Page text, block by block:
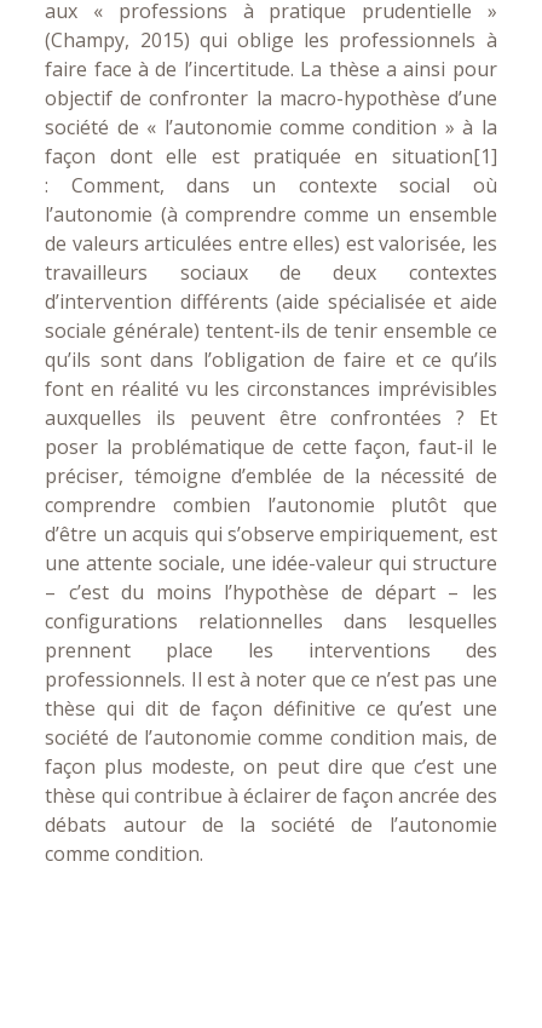
aux « professions à pratique prudentielle »
(Champy, 2015) qui oblige les professionnels à
faire face à de l’incertitude. La thèse a ainsi pour
objectif de confronter la macro-hypothèse d’une
société de « l’autonomie comme condition » à la
façon dont elle est pratiquée en situation[1]
: Comment, dans un contexte social où
l’autonomie (à comprendre comme un ensemble
de valeurs articulées entre elles) est valorisée, les
travailleurs sociaux de deux contextes
d’intervention différents (aide spécialisée et aide
sociale générale) tentent-ils de tenir ensemble ce
qu’ils sont dans l’obligation de faire et ce qu’ils
font en réalité vu les circonstances imprévisibles
auxquelles ils peuvent être confrontées ? Et
poser la problématique de cette façon, faut-il le
préciser, témoigne d’emblée de la nécessité de
comprendre combien l’autonomie plutôt que
d’être un acquis qui s’observe empiriquement, est
une attente sociale, une idée-valeur qui structure
– c’est du moins l’hypothèse de départ – les
configurations relationnelles dans lesquelles
prennent place les interventions des
professionnels. Il est à noter que ce n’est pas une
thèse qui dit de façon définitive ce qu’est une
société de l’autonomie comme condition mais, de
façon plus modeste, on peut dire que c’est une
thèse qui contribue à éclairer de façon ancrée des
débats autour de la société de l’autonomie
comme condition.